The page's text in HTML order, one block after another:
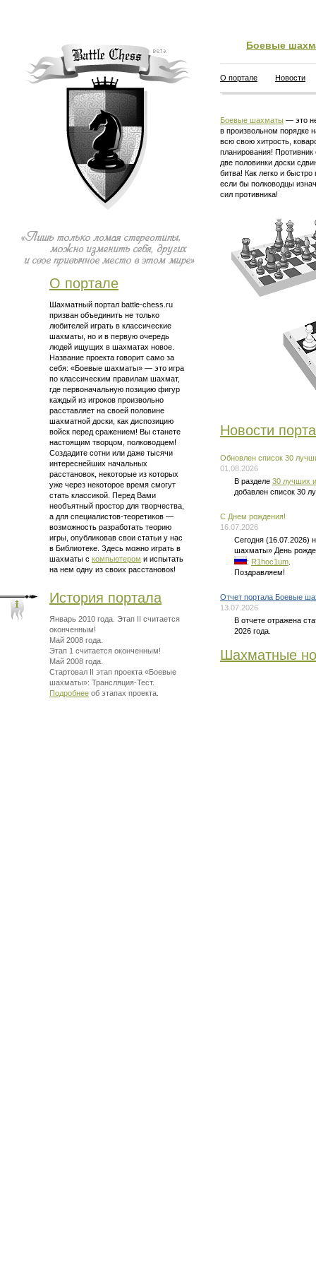
О портале
Шахматный портал battle-chess.ru
призван объединить не только
любителей играть в классические
шахматы, но и в первую очередь
людей ищущих в шахматах новое.
Название проекта говорит само за
себя: «Боевые шахматы» — это игра
по классическим правилам шахмат,
где первоначальную позицию фигур
каждый из игроков произвольно
расставляет на своей половине
шахматной доски, как диспозицию
войск перед сражением! Вы станете
настоящим творцом, полководцем!
Создадите сотни или даже тысячи
интереснейших начальных
расстановок, некоторые из которых
уже через некоторое время смогут
стать классикой. Перед Вами
необъятный простор для творчества,
а для специалистов-теоретиков —
возможность разработать теорию
игры, опубликовав свои статьи у нас
в Библиотеке. Здесь можно играть в
шахматы с компьютером и испытать
на нем одну из своих расстановок!
История портала
Январь 2010 года. Этап II считается
оконченным!
Май 2008 года.
Этап 1 считается оконченным!
Май 2008 года.
Стартовал II этап проекта «Боевые
шахматы»: Трансляция-Тест.
Подробнее об этапах проекта.
Боевые
О портале Новости
Боевые шахматы — это
в произвольном порядке
всю свою хитрость,
планирования!
две половинки доски
битва! Как легко и
если бы полководцы
сил противника!
Новости
Обновлен список 30
01.08.2026
В разделе 30 лучших
добавлен список 30
C Днем рождения!
16.07.2026
Сегодня (16.07.2026)
шахматы» День
: R1hoc1um
Поздравляем!
Отчет портала Боевые
13.07.2026
В отчете отражена
2026 года.
Шахматные